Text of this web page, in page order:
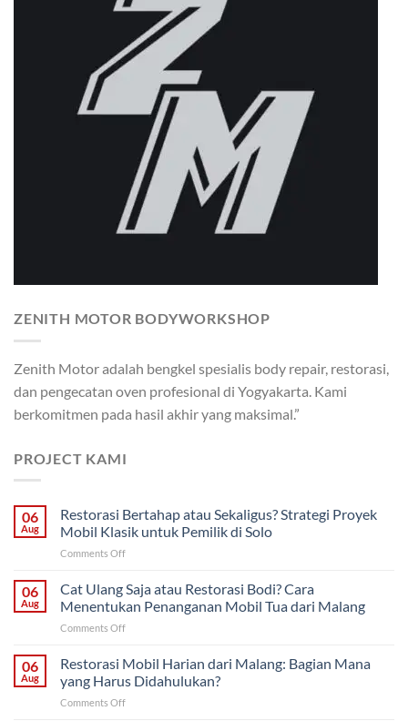
ZENITH MOTOR BODYWORKSHOP
Zenith Motor adalah bengkel spesialis body repair, restorasi,
dan pengecatan oven profesional di Yogyakarta. Kami
berkomitmen pada hasil akhir yang maksimal.”
PROJECT KAMI
06
Aug
Restorasi Bertahap atau Sekaligus? Strategi Proyek
Mobil Klasik untuk Pemilik di Solo
Comments Offon
Bertahap
atau
Sekaligus?
Strategi
Mobil
Klasik
06
Aug
Cat Ulang Saja atau Restorasi Bodi? Cara
Menentukan Penanganan Mobil Tua dari Malang
Comments Offon
Ulang
atau
Restorasi
06
Aug
Restorasi Mobil Harian dari Malang: Bagian Mana
yang Harus Didahulukan?
Comments Offon